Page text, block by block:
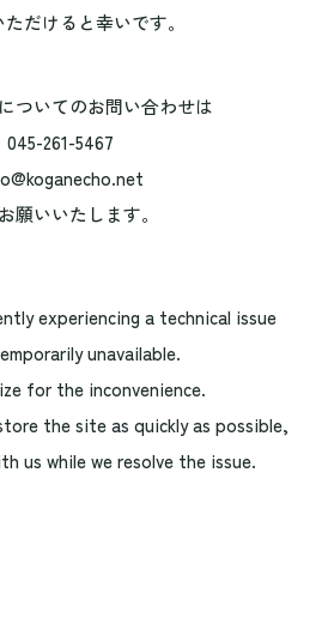
だけると幸いです。
ついてのお問い合わせは
045-261-5467
願いいたします。
experiencing a technical issue
unavailable.
for the inconvenience.
the site as quickly as possible,
us while we resolve the issue.